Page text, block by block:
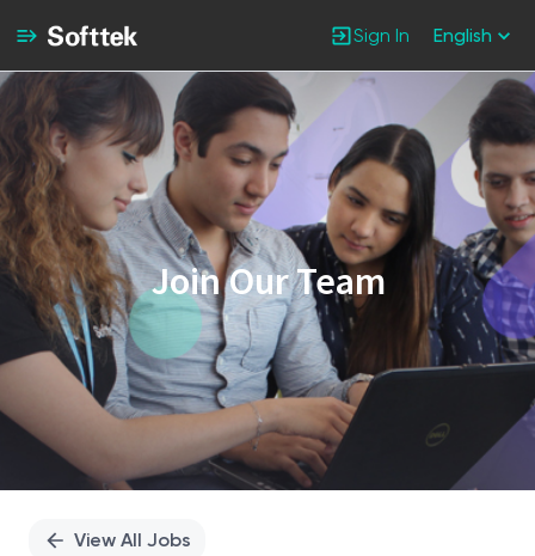
Sign In English
Single
Position
Join Our Team
View All Jobs